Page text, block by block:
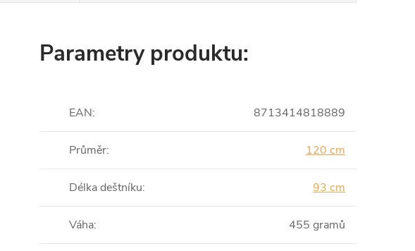
Parametry produktu:
EAN: 8713414818889
Průměr: 120 cm
Délka deštníku: 93 cm
Váha: 455 gramů